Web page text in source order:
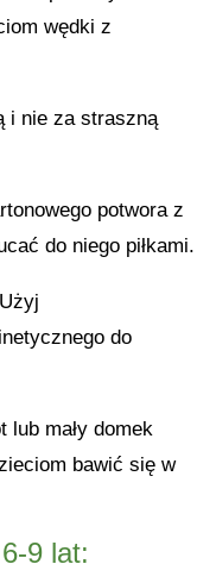
wędki z
i nie za straszną
potwora z
do niego piłkami.
do
lub mały domek
bawić się w
9 lat: